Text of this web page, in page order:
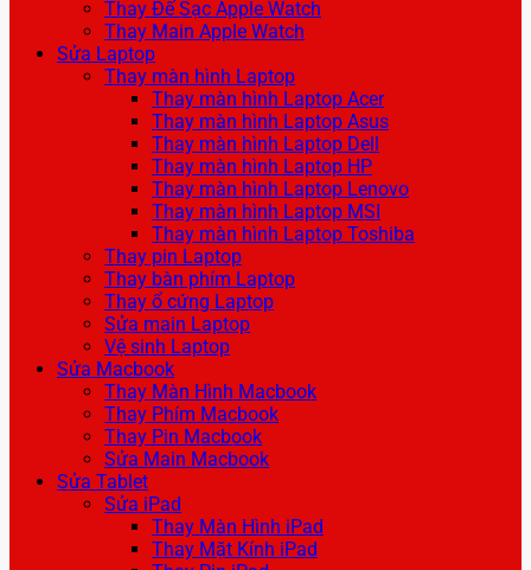
Thay Đế Sạc Apple Watch
Thay Main Apple Watch
Sửa Laptop
Thay màn hình Laptop
Thay màn hình Laptop Acer
Thay màn hình Laptop Asus
Thay màn hình Laptop Dell
Thay màn hình Laptop HP
Thay màn hình Laptop Lenovo
Thay màn hình Laptop MSI
Thay màn hình Laptop Toshiba
Thay pin Laptop
Thay bàn phím Laptop
Thay ổ cứng Laptop
Sửa main Laptop
Vệ sinh Laptop
Sửa Macbook
Thay Màn Hình Macbook
Thay Phím Macbook
Thay Pin Macbook
Sửa Main Macbook
Sửa Tablet
Sửa iPad
Thay Màn Hình iPad
Thay Mặt Kính iPad